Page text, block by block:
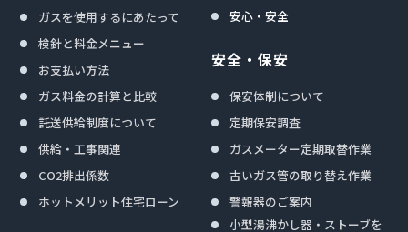
ガスを使用するにあたって
検針と料金メニュー
お支払い方法
ガス料金の計算と比較
託送供給制度について
供給・工事関連
CO2排出係数
ホットメリット住宅ローン
安心・安全
安全・保安
保安体制について
定期保安調査
ガスメーター定期取替作業
古いガス管の取り替え作業
警報器のご案内
小型湯沸かし器・ストーブを